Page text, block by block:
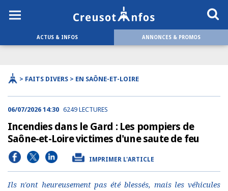
ACTUS & INFOS ANNONCES & PROMOS
> FAITS DIVERS > EN SAÔNE-ET-LOIRE
06/07/2026 14:30 6249 LECTURES
Incendies dans le Gard : Les pompiers de
Saône-et-Loire victimes d'une saute de feu
IMPRIMER L'ARTICLE
Ils n'ont heureusement pas été blessés, mais les véhicules